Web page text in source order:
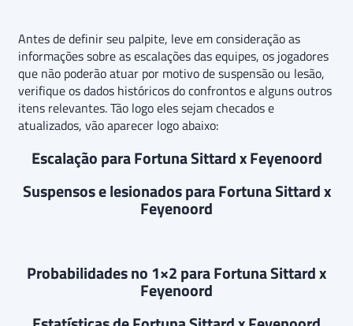
Antes de definir seu palpite, leve em consideração as
informações sobre as escalações das equipes, os jogadores
que não poderão atuar por motivo de suspensão ou lesão,
verifique os dados históricos do confrontos e alguns outros
itens relevantes. Tão logo eles sejam checados e
atualizados, vão aparecer logo abaixo:
Escalação para Fortuna Sittard x Feyenoord
Suspensos e lesionados para Fortuna Sittard x
Feyenoord
Probabilidades no 1×2 para Fortuna Sittard x
Feyenoord